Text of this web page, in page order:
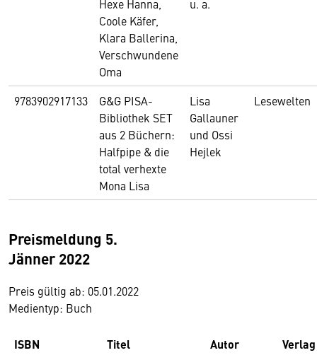
Hexe Hanna,
Coole Käfer,
Klara Ballerina,
Verschwundene
Oma
u. a.
9783902917133
G&G PISA-
Bibliothek SET
aus 2 Büchern:
Halfpipe & die
total verhexte
Mona Lisa
Lisa
Gallauner
und Ossi
Hejlek
Lesewelten
Preismeldung 5.
Jänner 2022
Preis gültig ab: 05.01.2022
Medientyp: Buch
ISBN Titel Autor Verlag